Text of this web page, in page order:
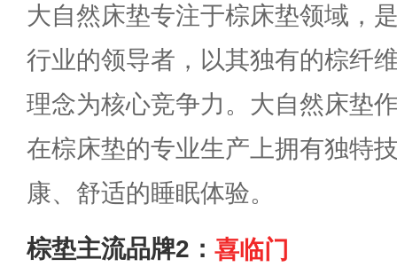
大自然床垫专注于棕床垫领域，
行业的领导者，以其独有的棕纤
理念为核心竞争力。大自然床垫
在棕床垫的专业生产上拥有独特
康、舒适的睡眠体验。
棕垫主流品牌2： 喜临门